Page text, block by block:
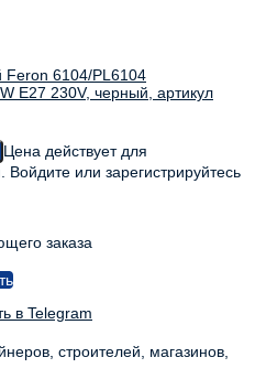
Цена действует для
или зарегистрируйтесь
заказа
в Telegram
строителей, магазинов,